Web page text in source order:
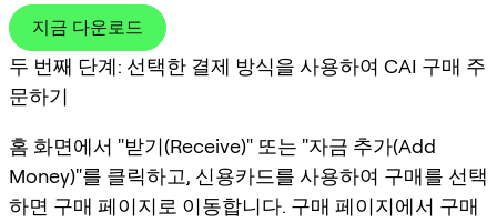
지금 다운로드
두 번째 단계: 선택한 결제 방식을 사용하여 CAI 구매 주
문하기
홈 화면에서 "받기(Receive)" 또는 "자금 추가(Add
Money)"를 클릭하고, 신용카드를 사용하여 구매를 선택
하면 구매 페이지로 이동합니다. 구매 페이지에서 구매